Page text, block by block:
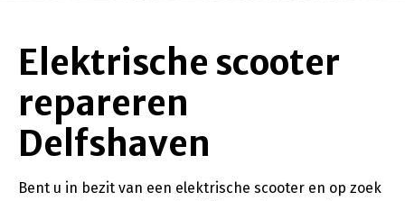
Elektrische scooter
repareren
Delfshaven
Bent u in bezit van een elektrische scooter en op zoek